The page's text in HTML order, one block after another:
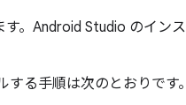
。Android Studio のイン
る手順は次のとおりです。